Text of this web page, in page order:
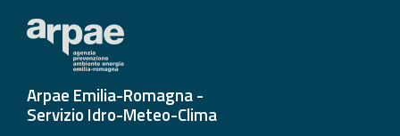
Arpae Emilia-Romagna -
Servizio Idro-Meteo-Clima